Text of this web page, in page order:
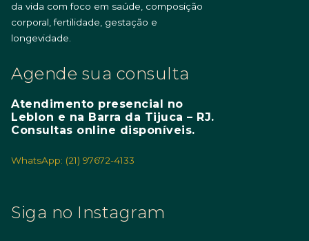
da vida com foco em saúde, composição
corporal, fertilidade, gestação e
longevidade.
Agende sua consulta
Atendimento presencial no
Leblon e na Barra da Tijuca – RJ.
Consultas online disponíveis.
WhatsApp: (21) 97672-4133
Siga no Instagram